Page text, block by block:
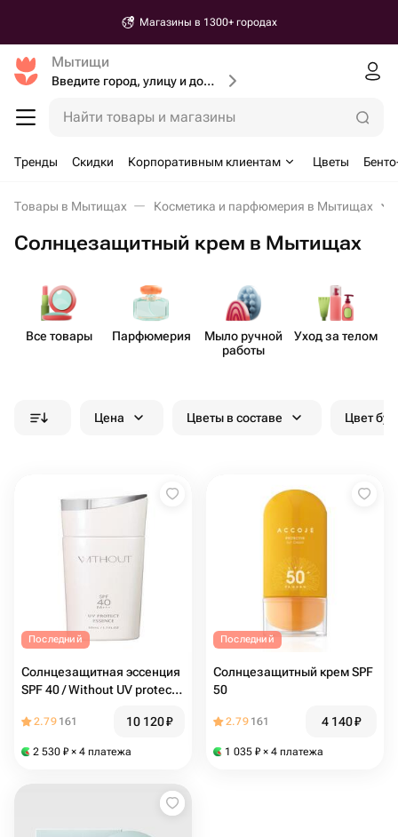
Магазины в 1300+ городах
Мытищи
Введите город, улицу и дом доставки
Найти товары и магазины
Тренды Скидки Корпоративным клиентам Цветы
Товары в Мытищах Косметика и парфюмерия в Мытищах
Солнцезащитный крем в Мытищах
Все товары Парф​юмерия
Мыло ручной
работы
Уход за телом
Цена Цветы в составе Цвет
Последний
Солнцезащитная эссенция
SPF 40 / Without UV protect
2.79 161 10 120₽
2 530 ₽ × 4 платежа
Последний
Солнцезащитный крем SPF
50
2.79 161 4 140₽
1 035 ₽ × 4 платежа